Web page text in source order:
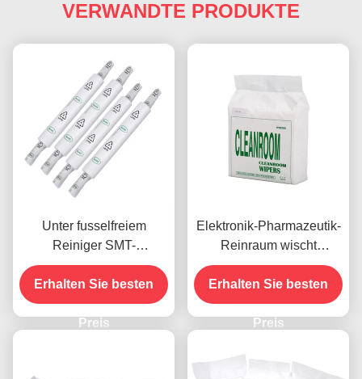
VERWANDTE PRODUKTE
Unter fusselfreiem
Reiniger SMT-
Schablonen-
Reinigungswischer Rolls
für PWB-Drucker
Erhalten Sie besten
Preis
Elektronik-Pharmazeutik-
Reinraum wischt
fusselfreies Vliesstoffe
Soem-ODM ab
Erhalten Sie besten
Preis